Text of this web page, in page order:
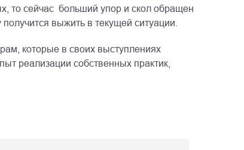
то сейчас больший упор и скол обращен
выжить в текущей ситуации.
которые в своих выступлениях
реализации собственных практик,